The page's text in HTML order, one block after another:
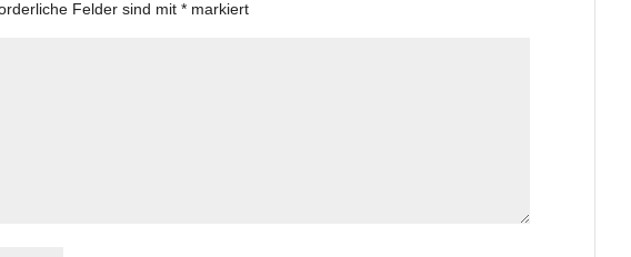
Felder sind mit* markiert